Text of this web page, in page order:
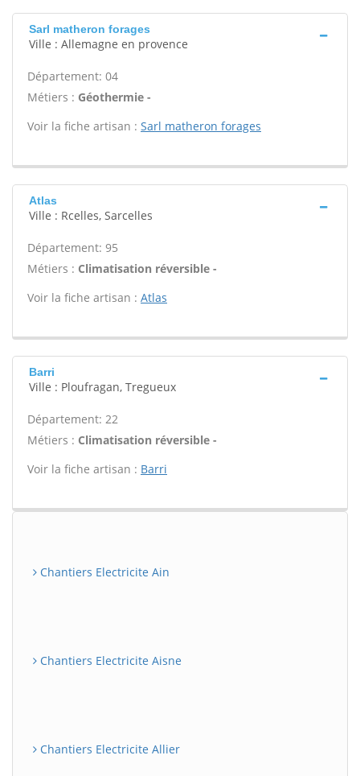
Sarl matheron forages
Ville : Allemagne en provence
Département: 04
Métiers : Géothermie -
Voir la fiche artisan : Sarl matheron forages
Atlas
Ville : Rcelles, Sarcelles
Département: 95
Métiers : Climatisation réversible -
Voir la fiche artisan : Atlas
Barri
Ville : Ploufragan, Tregueux
Département: 22
Métiers : Climatisation réversible -
Voir la fiche artisan : Barri
Chantiers Electricite Ain
Chantiers Electricite Aisne
Chantiers Electricite Allier